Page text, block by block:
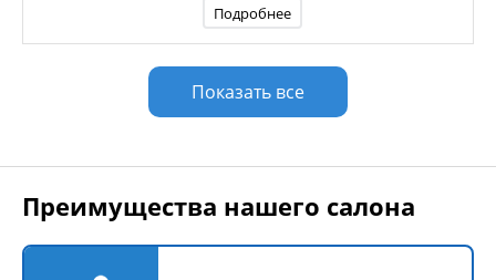
Подробнее
Показать все
Преимущества нашего салона